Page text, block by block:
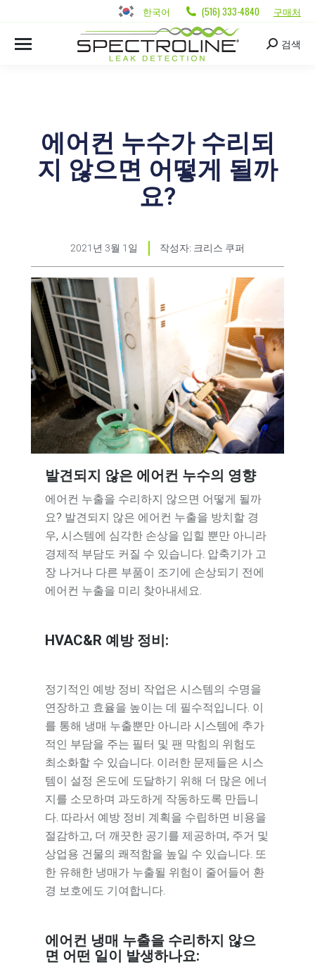
한국어 (516) 333-4840 구매처
검색
에어컨 누수가 수리되
지 않으면 어떻게 될까
요?
2021년 3월 1일 작성자: 크리스 쿠퍼
발견되지 않은 에어컨 누수의 영향
에어컨 누출을 수리하지 않으면 어떻게 될까
요? 발견되지 않은 에어컨 누출을 방치할 경
우, 시스템에 심각한 손상을 입힐 뿐만 아니라
경제적 부담도 커질 수 있습니다. 압축기가 고
장 나거나 다른 부품이 조기에 손상되기 전에
에어컨 누출을 미리 찾아내세요.
HVAC&R 예방 정비:
정기적인 예방 정비 작업은 시스템의 수명을
연장하고 효율을 높이는 데 필수적입니다. 이
를 통해 냉매 누출뿐만 아니라 시스템에 추가
적인 부담을 주는 필터 및 팬 막힘의 위험도
최소화할 수 있습니다. 이러한 문제들은 시스
템이 설정 온도에 도달하기 위해 더 많은 에너
지를 소모하며 과도하게 작동하도록 만듭니
다. 따라서 예방 정비 계획을 수립하면 비용을
절감하고, 더 깨끗한 공기를 제공하며, 주거 및
상업용 건물의 쾌적함을 높일 수 있습니다. 또
한 유해한 냉매가 누출될 위험이 줄어들어 환
경 보호에도 기여합니다.
에어컨 냉매 누출을 수리하지 않으
면 어떤 일이 발생하나요: